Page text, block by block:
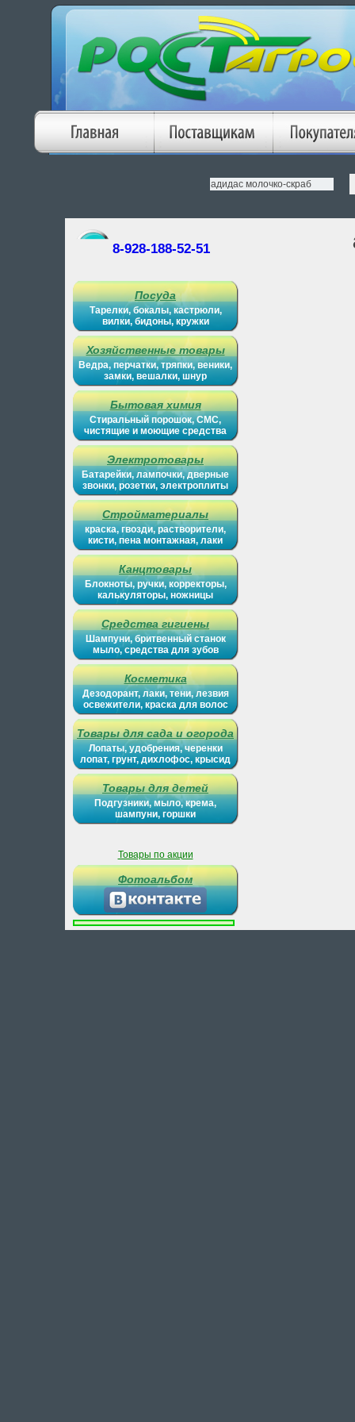
8-928-188-52-51
Посуда
Тарелки, бокалы, кастрюли,
вилки, бидоны, кружки
Хозяйственные товары
Ведра, перчатки, тряпки, веники,
замки, вешалки, шнур
Бытовая химия
Стиральный порошок, СМС,
чистящие и моющие средства
Электротовары
Батарейки, лампочки, дверные
звонки, розетки, электроплиты
Стройматериалы
краска, гвозди, растворители,
кисти, пена монтажная, лаки
Канцтовары
Блокноты, ручки, корректоры,
калькуляторы, ножницы
Средства гигиены
Шампуни, бритвенный станок
мыло, средства для зубов
Косметика
Дезодорант, лаки, тени, лезвия
освежители, краска для волос
Товары для сада и огорода
Лопаты, удобрения, черенки
лопат, грунт, дихлофос, крысид
Товары для детей
Подгузники, мыло, крема,
шампуни, горшки
Товары по акции
Фотоальбом